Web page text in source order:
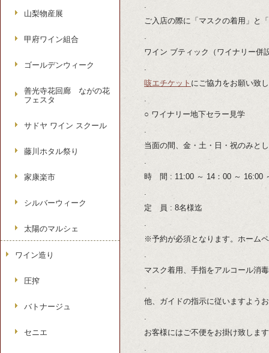
.
ご入店の際に「マスクの着用」と
.
ワイン ブティック（ワイナリー併
.
咳エチケット にご協力をお願い致
.
○ ワイナリー地下セラー見学
.
当面の間、金・土・日・祝のみと
.
時 間 : 11:00 ～ 14：00 ～ 16:00
.
定 員 : 8名様迄
.
※予約が必須となります。ホーム
.
マスク着用、手指をアルコール消
.
他、ガイドの指示に従いますよう
.
お客様にはご不便をお掛け致しま
.
山梨物産展
甲府ワイン組合
ゴールデンウィーク
善光寺花回廊 ながの花
フェスタ
サドヤ ワイン スクール
藤川ホタル祭り
家康楽市
シルバーウィーク
太陽のマルシェ
ワイン造り
圧搾
バトナージュ
セニエ